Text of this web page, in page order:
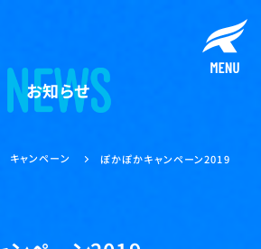
お知らせ
キャンペーン ぽかぽかキャンペーン2019